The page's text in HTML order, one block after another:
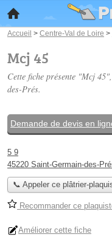
Accueil > Centre-Val de Loire >
Mcj 45
Cette fiche présente "Mcj
des-Prés.
Demande de devis en
5 9
45220 Saint-Germain-des-
📞 Appeler ce plâtrier-
Recommander ce
Améliorer cette fiche